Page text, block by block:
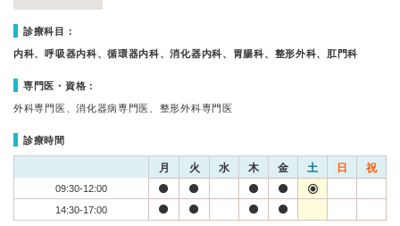
診療科目：
内科、呼吸器内科、循環器内科、消化器内科、胃腸科、整形外科、肛門科
専門医・資格：
外科専門医、消化器病専門医、整形外科専門医
診療時間
月 火 水 木 金 土 日 祝
09:30-12:00
14:30-17:00